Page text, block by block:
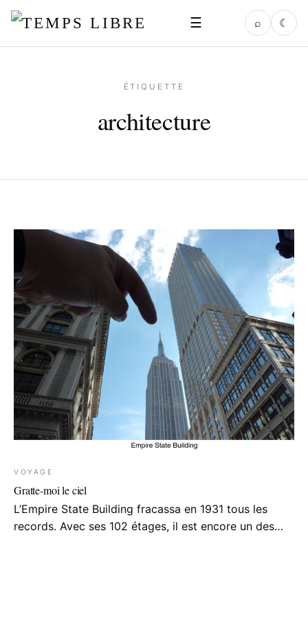
☰ ⌕ ☾
ÉTIQUETTE
architecture
VOYAGE
Gratte-moi le ciel
L’Empire State Building fracassa en 1931 tous les
records. Avec ses 102 étages, il est encore un des…